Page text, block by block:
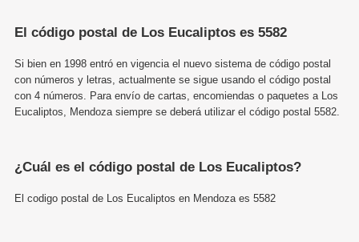
El código postal de Los Eucaliptos es 5582
Si bien en 1998 entró en vigencia el nuevo sistema de código postal
con números y letras, actualmente se sigue usando el código postal
con 4 números. Para envío de cartas, encomiendas o paquetes a Los
Eucaliptos, Mendoza siempre se deberá utilizar el código postal 5582.
¿Cuál es el código postal de Los Eucaliptos?
El codigo postal de Los Eucaliptos en Mendoza es 5582